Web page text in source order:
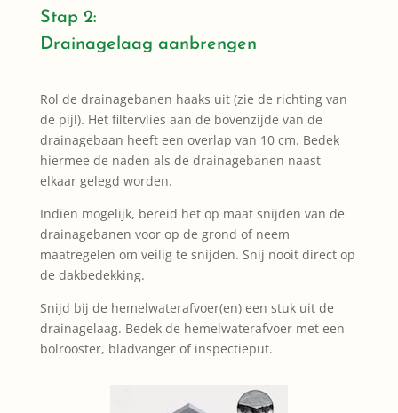
Stap 2:
Drainagelaag aanbrengen
Rol de drainagebanen haaks uit (zie de richting van
de pijl). Het filtervlies aan de bovenzijde van de
drainagebaan heeft een overlap van 10 cm. Bedek
hiermee de naden als de drainagebanen naast
elkaar gelegd worden.
Indien mogelijk, bereid het op maat snijden van de
drainagebanen voor op de grond of neem
maatregelen om veilig te snijden. Snij nooit direct op
de dakbedekking.
Snijd bij de hemelwaterafvoer(en) een stuk uit de
drainagelaag. Bedek de hemelwaterafvoer met een
bolrooster, bladvanger of inspectieput.